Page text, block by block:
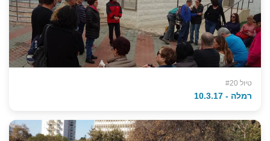
טיול #20
רמלה - 10.3.17